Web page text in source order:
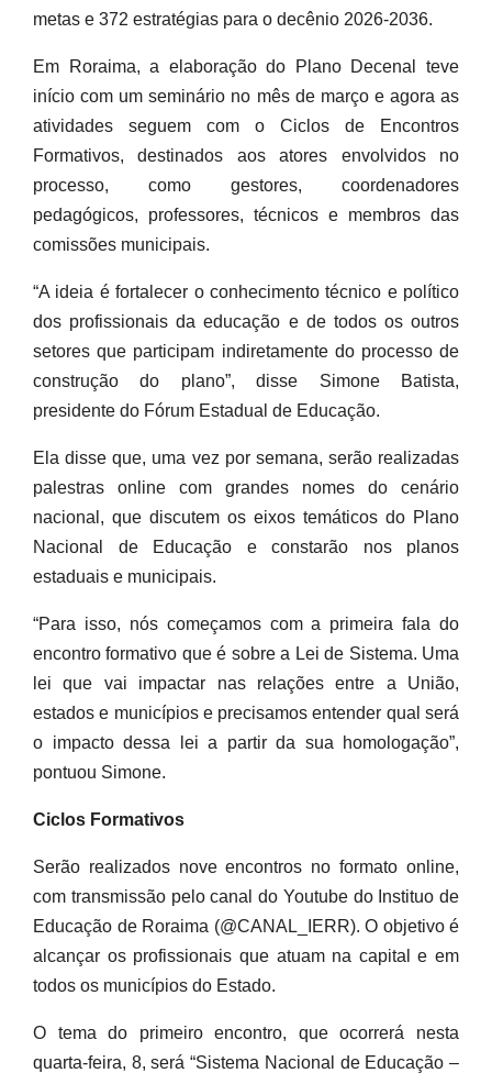
metas e 372 estratégias para o decênio 2026-2036.
Em Roraima, a elaboração do Plano Decenal teve
início com um seminário no mês de março e agora as
atividades seguem com o Ciclos de Encontros
Formativos, destinados aos atores envolvidos no
processo, como gestores, coordenadores
pedagógicos, professores, técnicos e membros das
comissões municipais.
“A ideia é fortalecer o conhecimento técnico e político
dos profissionais da educação e de todos os outros
setores que participam indiretamente do processo de
construção do plano”, disse Simone Batista,
presidente do Fórum Estadual de Educação.
Ela disse que, uma vez por semana, serão realizadas
palestras online com grandes nomes do cenário
nacional, que discutem os eixos temáticos do Plano
Nacional de Educação e constarão nos planos
estaduais e municipais.
“Para isso, nós começamos com a primeira fala do
encontro formativo que é sobre a Lei de Sistema. Uma
lei que vai impactar nas relações entre a União,
estados e municípios e precisamos entender qual será
o impacto dessa lei a partir da sua homologação”,
pontuou Simone.
Ciclos Formativos
Serão realizados nove encontros no formato online,
com transmissão pelo canal do Youtube do Instituo de
Educação de Roraima (@CANAL_IERR). O objetivo é
alcançar os profissionais que atuam na capital e em
todos os municípios do Estado.
O tema do primeiro encontro, que ocorrerá nesta
quarta-feira, 8, será “Sistema Nacional de Educação –